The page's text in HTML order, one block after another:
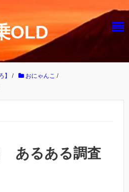
OLD
】 / おにゃんこ /
あるある調査